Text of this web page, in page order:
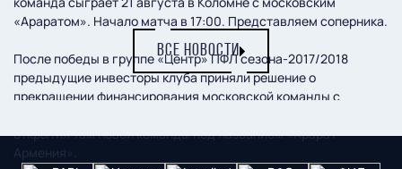
«Араратом». Начало матча в 17:00. Представляем соперника.
После победы в группе «Центр» ПФЛ сезона-2017/2018
предыдущие инвесторы клуба приняли решение о
прекращении финансирования московской команды с
открытия там новой команды под названием «Арарат-
Армения».
ВСЕ НОВОСТИ